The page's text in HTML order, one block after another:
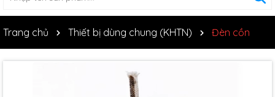
Trang chủ Thiết bị dùng chung (KHTN) Đèn cồn